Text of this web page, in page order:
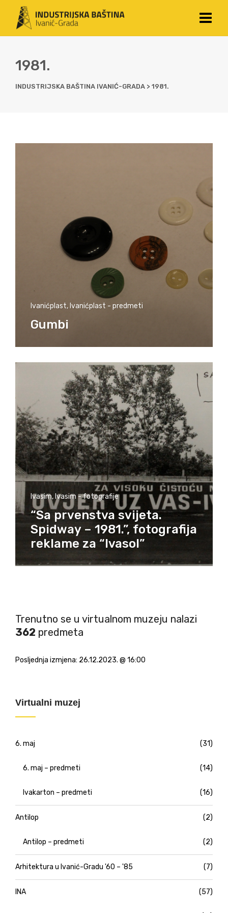
1981.
INDUSTRIJSKA BAŠTINA IVANIĆ-GRADA > 1981.
Ivanićplast, Ivanićplast - predmeti
Gumbi
Ivasim, Ivasim - fotografije
“Sa prvenstva svijeta.
Spidway – 1981.”, fotografija
reklame za “Ivasol”
Trenutno se u virtualnom muzeju nalazi
362 predmeta
Posljednja izmjena: 26.12.2023. @ 16:00
Virtualni muzej
6. maj (31)
6. maj – predmeti (14)
Ivakarton – predmeti (16)
Antilop (2)
Antilop – predmeti (2)
Arhitektura u Ivanić-Gradu '60 – '85 (7)
INA (57)